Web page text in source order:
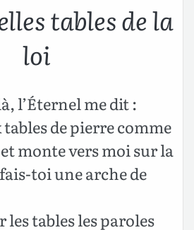
tables de la
loi
l’Éternel me dit :
de pierre comme
monte vers moi sur la
toi une arche de
les tables les paroles